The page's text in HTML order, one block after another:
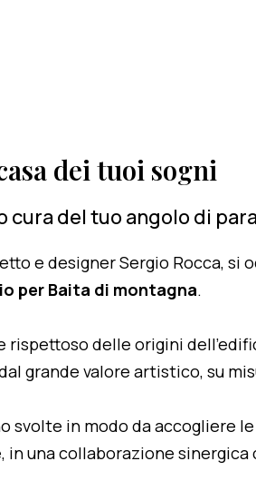
dei tuoi sogni
cura del tuo angolo di
e designer Sergio Rocca, si
per Baita di montagna.
rispettoso delle origini
grande valore artistico, su
svolte in modo da accogliere
una collaborazione sinergica